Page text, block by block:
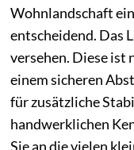
Wohnlandschaft
entscheidend. Das
versehen. Diese ist
einem sicheren
für zusätzliche
handwerklichen
Sie an die vielen